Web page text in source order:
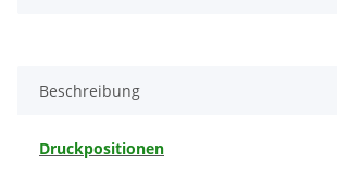
Beschreibung
Druckpositionen